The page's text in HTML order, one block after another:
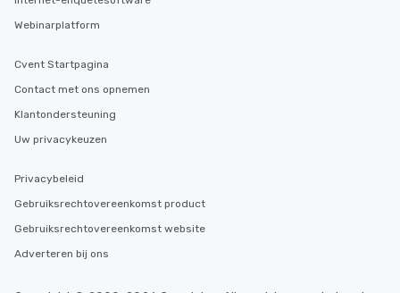
Webinarplatform
Cvent Startpagina
Contact met ons opnemen
Klantondersteuning
Uw privacykeuzen
Privacybeleid
Gebruiksrechtovereenkomst product
Gebruiksrechtovereenkomst website
Adverteren bij ons